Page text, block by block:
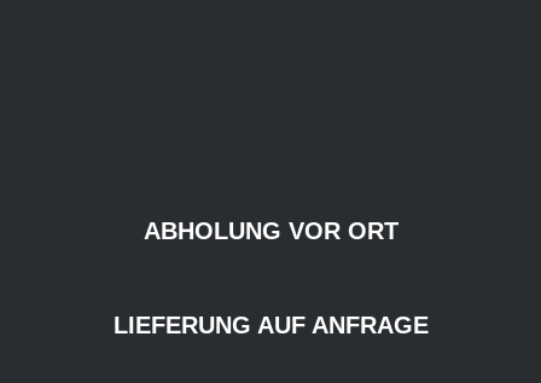
ABHOLUNG VOR ORT
LIEFERUNG AUF ANFRAGE